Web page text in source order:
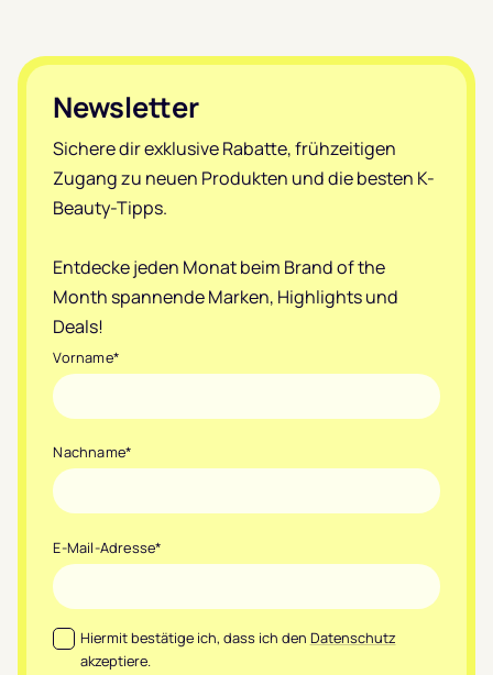
Footer
Newsletter
Sichere dir exklusive Rabatte, frühzeitigen
Zugang zu neuen Produkten und die besten K-
Beauty-Tipps.
Entdecke jeden Monat beim Brand of the
Month spannende Marken, Highlights und
Deals!
Vorname*
Nachname*
E-Mail-Adresse*
Datenschutz*
Hiermit bestätige ich, dass ich den Datenschutz
akzeptiere.